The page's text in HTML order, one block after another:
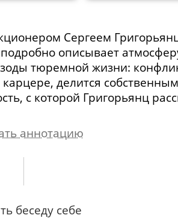
Сергеем
описывает
тюремной жизни:
делится
с которой Григорьянц
камере. Чтение книг из
аннотацию
беседу себе